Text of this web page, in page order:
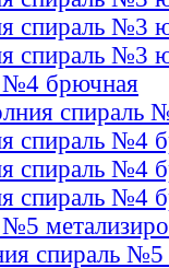
спираль №3
спираль №3
№4 брючная
спираль
спираль №4
спираль №4
спираль №4
спираль №5